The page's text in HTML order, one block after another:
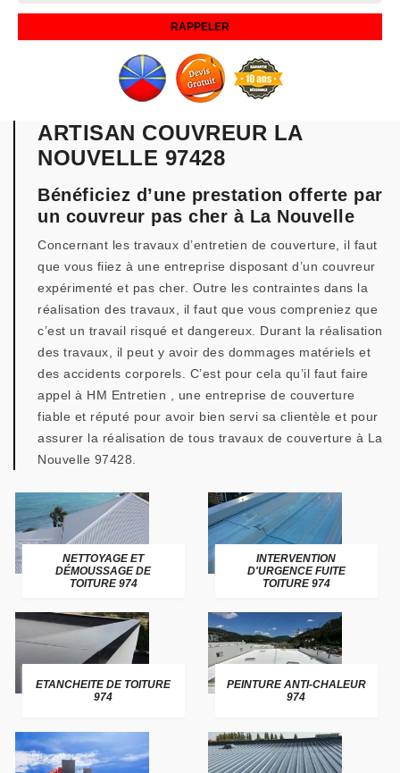
ARTISAN COUVREUR LA
NOUVELLE 97428
Bénéficiez d’une prestation offerte par
un couvreur pas cher à La Nouvelle
Concernant les travaux d’entretien de couverture, il faut
que vous fiiez à une entreprise disposant d’un couvreur
expérimenté et pas cher. Outre les contraintes dans la
réalisation des travaux, il faut que vous compreniez que
c’est un travail risqué et dangereux. Durant la réalisation
des travaux, il peut y avoir des dommages matériels et
des accidents corporels. C’est pour cela qu’il faut faire
appel à HM Entretien , une entreprise de couverture
fiable et réputé pour avoir bien servi sa clientèle et pour
assurer la réalisation de tous travaux de couverture à La
Nouvelle 97428.
NETTOYAGE ET
DÉMOUSSAGE DE
TOITURE 974
INTERVENTION
D'URGENCE FUITE
TOITURE 974
ETANCHEITE DE TOITURE
974
PEINTURE ANTI-CHALEUR
974